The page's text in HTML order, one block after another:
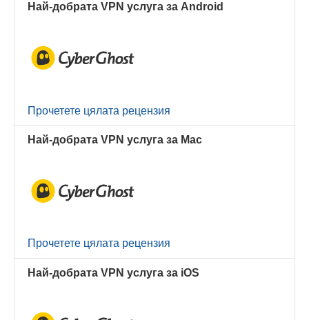
Най-добрата VPN услуга за Android
Прочетете цялата рецензия
Най-добрата VPN услуга за Mac
Прочетете цялата рецензия
Най-добрата VPN услуга за iOS